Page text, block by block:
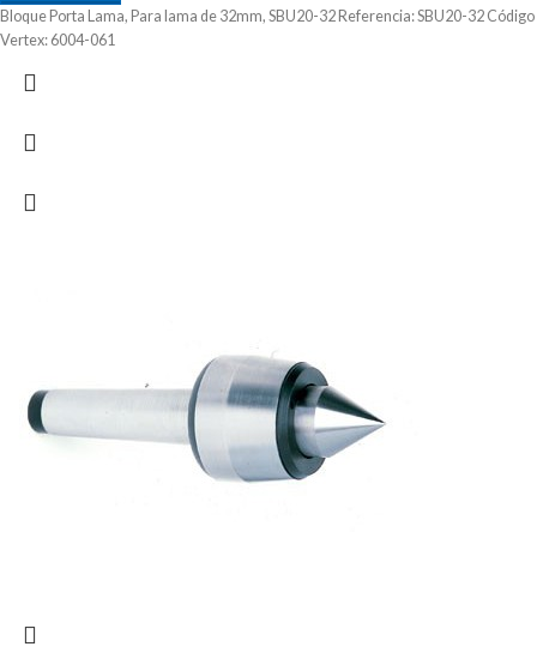
Bloque Porta Lama, Para lama de 32mm, SBU20-32 Referencia: SBU20-32 Código
Vertex: 6004-061